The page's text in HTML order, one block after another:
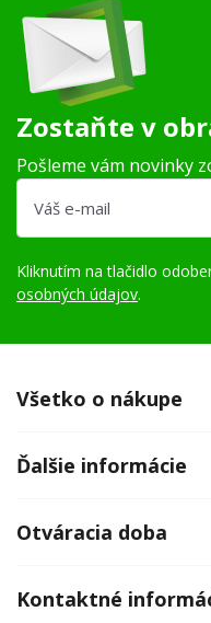
Zostaňte v
Pošleme vám novinky
Kliknutím na tlačidlo
osobných údajov.
Všetko o nákupe
Ďalšie informácie
Otváracia doba
Kontaktné